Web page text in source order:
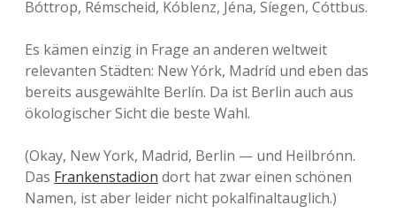
Bóttrop, Rémscheid, Kóblenz, Jéna, Síegen, Cóttbus.
Es kämen einzig in Frage an anderen weltweit
relevanten Städten: New Yórk, Madríd und eben das
bereits ausgewählte Berlín. Da ist Berlin auch aus
ökologischer Sicht die beste Wahl.
(Okay, New York, Madrid, Berlin — und Heilbrónn.
Das Frankenstadion dort hat zwar einen schönen
Namen, ist aber leider nicht pokalfinaltauglich.)